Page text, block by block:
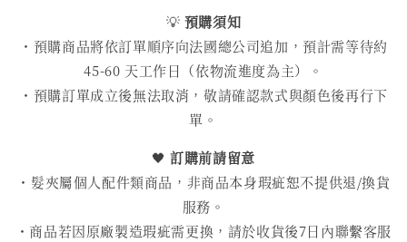
💡 預購須知
・預購商品將依訂單順序向法國總公司追加，預計需等待約
45-60 天工作日（依物流進度為主）。
・預購訂單成立後無法取消，敬請確認款式與顏色後再行下
單。
🖤訂購前請留意
・髮夾屬個人配件類商品，非商品本身瑕疵恕不提供退/換貨
服務。
・商品若因原廠製造瑕疵需更換，請於收貨後7日內聯繫客服